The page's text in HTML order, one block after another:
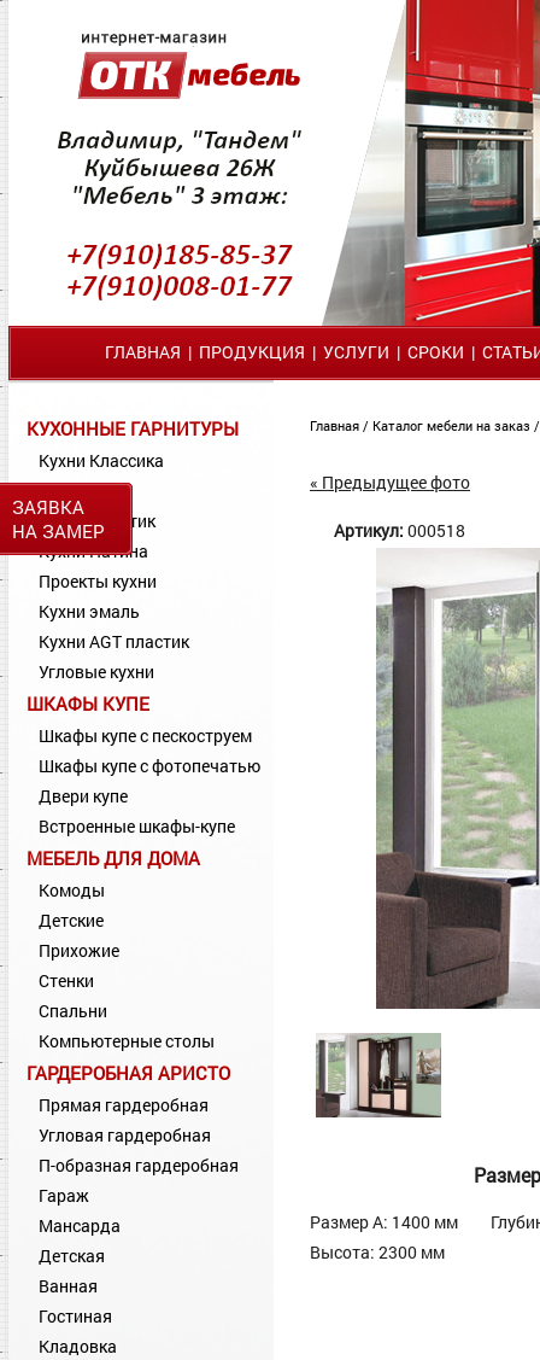
ЗАЯВКА
НА ЗАМЕР
ГЛАВНАЯ | ПРОДУКЦИЯ | УСЛУГИ | СРОКИ |
КУХОННЫЕ ГАРНИТУРЫ
Кухни Классика
Кухни МДФ
Кухни Пластик
Кухни Патина
Проекты кухни
Кухни эмаль
Кухни AGT пластик
Угловые кухни
ШКАФЫ КУПЕ
Шкафы купе с пескоструем
Шкафы купе с фотопечатью
Двери купе
Встроенные шкафы-купе
МЕБЕЛЬ ДЛЯ ДОМА
Комоды
Детские
Прихожие
Стенки
Спальни
Компьютерные столы
ГАРДЕРОБНАЯ АРИСТО
Прямая гардеробная
Угловая гардеробная
П-образная гардеробная
Гараж
Мансарда
Детская
Ванная
Гостиная
Кладовка
Главная / Каталог мебели на заказ
« Предыдущее фото
Артикул: 000518
Размер А: 1400 мм
Высота: 2300 мм